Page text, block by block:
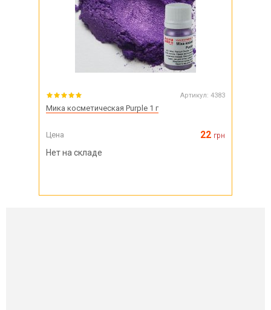
Артикул: 4383
Мика косметическая Purple 1 г
Цена 22 грн
Нет на складе